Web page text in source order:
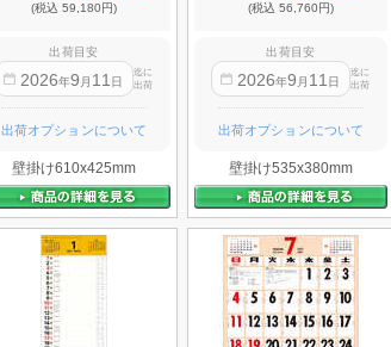
(税込 59,180円)
出荷目安
2026年9 月 11 日
迄に
出荷
出荷オプションについて
壁掛け610x425mm
(税込 56,760円)
出荷目安
2026年9 月 11 日
迄に
出荷
出荷オプションについて
壁掛け535x380mm